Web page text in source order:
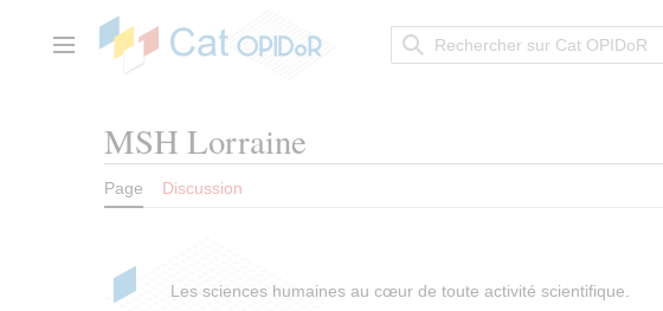
contenuMenu principal
MSH Lorraine
Page Discussion
Les sciences humaines au cœur de toute activité scientifique.